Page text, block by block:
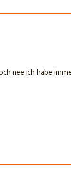
nee ich habe